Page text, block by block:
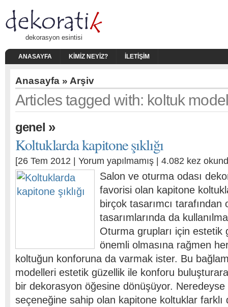
dekorasyon esintisi
ANASAYFA KIMIZ NEYIZ? İLETIŞIM
Anasayfa » Arşiv
Articles tagged with: koltuk
genel »
Koltuklarda kapitone şıklığı
[26 Tem 2012 | Yorum yapılmamış | 4.082 kez
Salon ve oturma odası
favorisi olan kapitone
birçok tasarımcı tarafından
tasarımlarında da
Oturma grupları için estetik
önemli olmasına rağmen
koltuğun konforuna da varmak ister. Bu
modelleri estetik güzellik ile konforu
bir dekorasyon öğesine dönüşüyor. Neredeyse
seçeneğine sahip olan kapitone koltuklar